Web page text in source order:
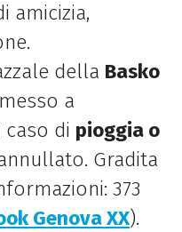
amicizia,
della Basko
a
di pioggia o
Gradita
373
Genova XX).